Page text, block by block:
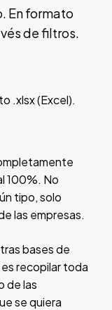
En formato
de filtros.
.xlsx (Excel).
100%. No
tipo, solo
las empresas.
bases de
recopilar toda
de las
se quiera